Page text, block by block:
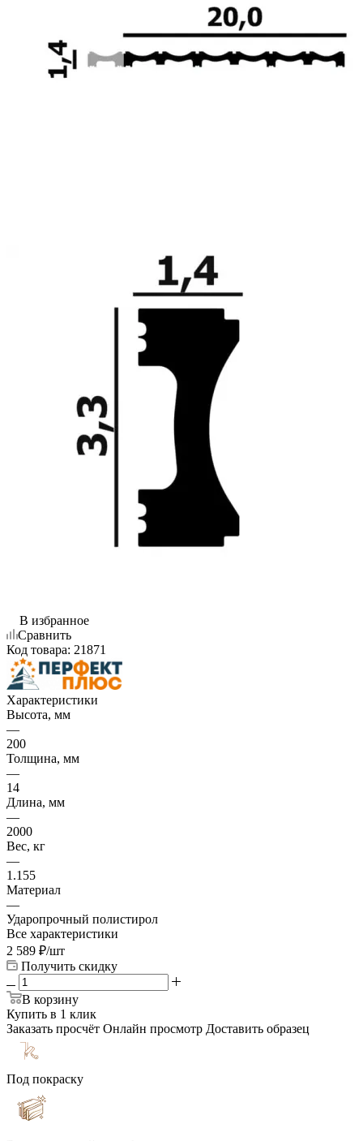
В избранное
Сравнить
Код товара: 21871
Характеристики
Высота, мм
—
200
Толщина, мм
—
14
Длина, мм
—
2000
Вес, кг
—
1.155
Материал
—
Ударопрочный полистирол
Все характеристики
2 589 ₽/шт
Получить скидку
В корзину
Купить в 1 клик
Заказать просчёт Онлайн просмотр Доставить образец
Под покраску